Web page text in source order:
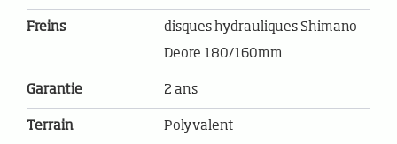
Freins
disques hydrauliques Shimano
Deore 180/160mm
Garantie 2 ans
Terrain Polyvalent